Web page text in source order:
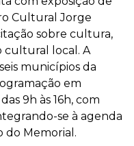
Cultural Jorge
sobre cultura,
cultural local. A
municípios da
em
9h às 16h, com
se à agenda
do Memorial.